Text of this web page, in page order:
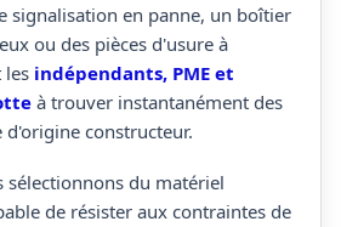
signalisation en panne, un boîtier
ou des pièces d'usure à
les indépendants, PME et
à trouver instantanément des
d'origine constructeur.
sélectionnons du matériel
de résister aux contraintes de